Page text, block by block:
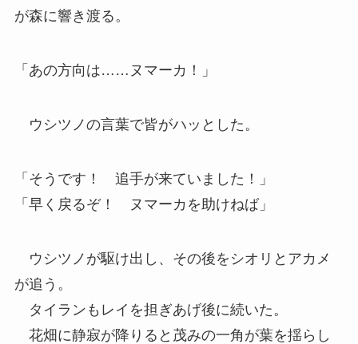
が森に響き渡る。
「あの方向は……ヌマーカ！」
ウシツノの言葉で皆がハッとした。
「そうです！ 追手が来ていました！」
「早く戻るぞ！ ヌマーカを助けねば」
ウシツノが駆け出し、その後をシオリとアカメ
が追う。
タイランもレイを担ぎあげ後に続いた。
花畑に静寂が降りると茂みの一角が葉を揺らし